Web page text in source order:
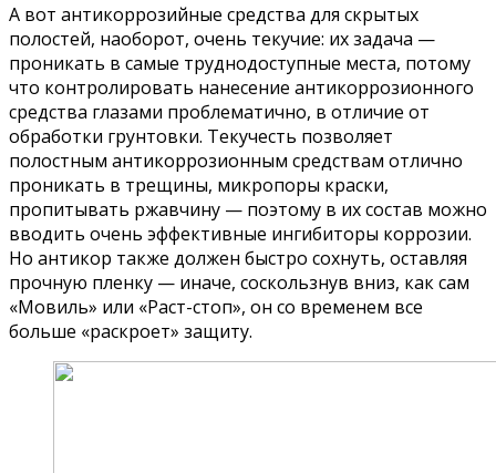
А вот антикоррозийные средства для скрытых
полостей, наоборот, очень текучие: их задача —
проникать в самые труднодоступные места, потому
что контролировать нанесение антикоррозионного
средства глазами проблематично, в отличие от
обработки грунтовки. Текучесть позволяет
полостным антикоррозионным средствам отлично
проникать в трещины, микропоры краски,
пропитывать ржавчину — поэтому в их состав можно
вводить очень эффективные ингибиторы коррозии.
Но антикор также должен быстро сохнуть, оставляя
прочную пленку — иначе, соскользнув вниз, как сам
«Мовиль» или «Раст-стоп», он со временем все
больше «раскроет» защиту.